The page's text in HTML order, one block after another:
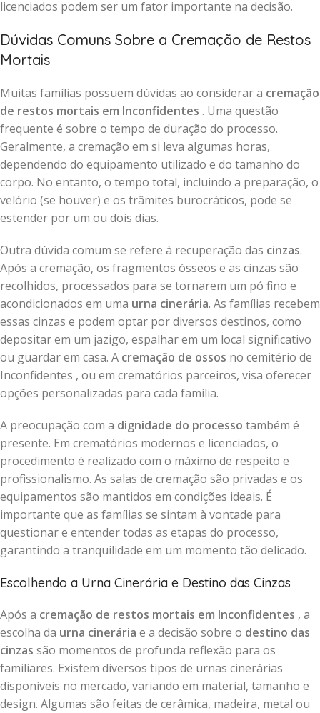
licenciados podem ser um fator importante na decisão.
Dúvidas Comuns Sobre a Cremação de Restos
Mortais
Muitas famílias possuem dúvidas ao considerar a cremação
de restos mortais em Inconfidentes . Uma questão
frequente é sobre o tempo de duração do processo.
Geralmente, a cremação em si leva algumas horas,
dependendo do equipamento utilizado e do tamanho do
corpo. No entanto, o tempo total, incluindo a preparação, o
velório (se houver) e os trâmites burocráticos, pode se
estender por um ou dois dias.
Outra dúvida comum se refere à recuperação das cinzas.
Após a cremação, os fragmentos ósseos e as cinzas são
recolhidos, processados para se tornarem um pó fino e
acondicionados em uma urna cinerária. As famílias recebem
essas cinzas e podem optar por diversos destinos, como
depositar em um jazigo, espalhar em um local significativo
ou guardar em casa. A cremação de ossos no cemitério de
Inconfidentes , ou em crematórios parceiros, visa oferecer
opções personalizadas para cada família.
A preocupação com a dignidade do processo também é
presente. Em crematórios modernos e licenciados, o
procedimento é realizado com o máximo de respeito e
profissionalismo. As salas de cremação são privadas e os
equipamentos são mantidos em condições ideais. É
importante que as famílias se sintam à vontade para
questionar e entender todas as etapas do processo,
garantindo a tranquilidade em um momento tão delicado.
Escolhendo a Urna Cinerária e Destino das Cinzas
Após a cremação de restos mortais em Inconfidentes , a
escolha da urna cinerária e a decisão sobre o destino das
cinzas são momentos de profunda reflexão para os
familiares. Existem diversos tipos de urnas cinerárias
disponíveis no mercado, variando em material, tamanho e
design. Algumas são feitas de cerâmica, madeira, metal ou